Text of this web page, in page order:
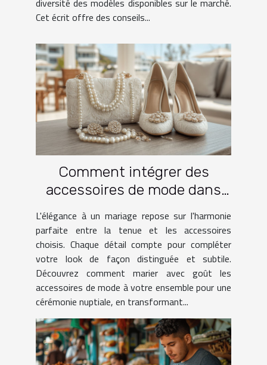
diversité des modèles disponibles sur le marché.
Cet écrit offre des conseils...
Comment intégrer des
accessoires de mode dans
une tenue de mariage
L'élégance à un mariage repose sur l'harmonie
parfaite entre la tenue et les accessoires
choisis. Chaque détail compte pour compléter
votre look de façon distinguée et subtile.
Découvrez comment marier avec goût les
accessoires de mode à votre ensemble pour une
cérémonie nuptiale, en transformant...